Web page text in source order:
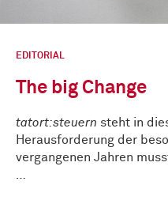
EDITORIAL
The big Change
tatort:steuern steht in
Herausforderung der
vergangenen Jahren